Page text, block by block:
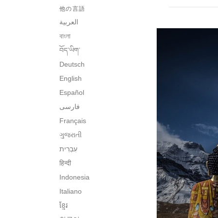
他の言語
العربية
বাংলা
བོད་ཡིག་
Deutsch
English
Español
فارسی
Français
ગુજરાતી
हिन्दी
Indonesia
Italiano
ខ្មែរ